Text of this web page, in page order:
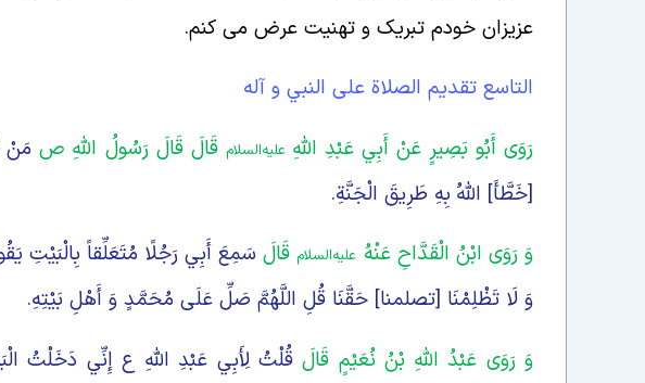
عزیزان خودم تبریک و تهنیت عرض می کنم.
التاسع تقديم الصلاة على النبي و آله
رَوَى أَبُو بَصِيرٍ عَنْ أَبِي عَبْدِ اللَّهِعلیه‌السلام قَالَ قَالَ رَسُولُ اللَّهِ صمَنْ
[خَطَّأَ] اللَّهُ بِهِ طَرِيقَ الْجَنَّةِ.
وَ رَوَى ابْنُ الْقَدَّاحِ عَنْهُ علیه‌السلامقَالَسَمِعَ أَبِي رَجُلًا مُتَعَلِّقاً بِالْبَيْتِ
وَ لَا تَظْلِمْنَا [تصلمنا] حَقَّنَا قُلِ اللَّهُمَّ صَلِّ عَلَى مُحَمَّدٍ وَ أَهْلِ بَيْتِهِ.
وَ رَوَى عَبْدُ اللَّهِ بْنُ نُعَيْمٍ قَالَقُلْتُ لِأَبِي عَبْدِ اللَّهِ ع إِنِّي دَخَلْتُ